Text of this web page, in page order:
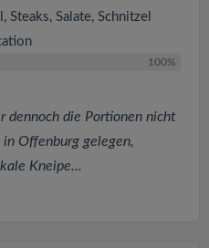
Steaks, Salate, Schnitzel
100%
dennoch die Portionen nicht
Offenburg gelegen,
Kneipe...